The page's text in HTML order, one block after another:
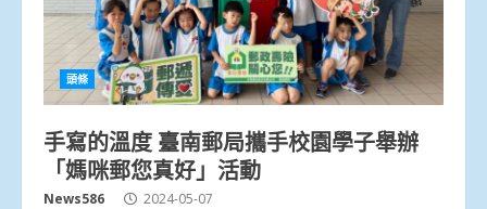
頭條
手寫的溫度 臺南郵局攜手校園學子舉辦
「媽咪郵您真好」活動
News586 2024-05-07